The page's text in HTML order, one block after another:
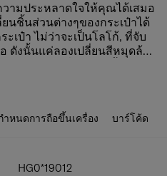
วามประหลาดใจให้คุณได้เสมอ
ชิ้นส่วนต่างๆของกระเป๋าได้
เป๋า ไม่ว่าจะเป็นโลโก้, ที่จับ
ดังนั้นแค่ลองเปลี่ยนสีหมุดล้อ
คุณได้แล้ว ยิ่งไปกว่านั้นมา
Wheels นวัตกรรมล้อคู่ที่มา
คุณในขณะเดินทางและยังมี
ยขนาดให้คุณแพ็คสัมภาระได้
TOIIS นั้นแตกต่างจากกระเป๋า
ราฟฟิคชื่อดังอย่าง Timothy
นวัตกรรมล้อคู่ที่มาพร้อมกับ
มอุปกรณ์ตกแต่งกระเป๋า เช่น
รถเลือกตกแต่งได้ตามความ
จรกรรมสิ่งของสัมภาระใน
ำหนดการถือขึ้นเครื่อง บาร์โค้ด
HG0*19012